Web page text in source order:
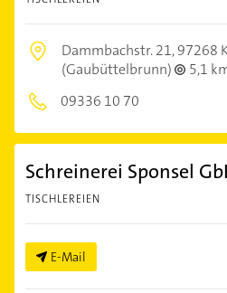
Dammbachstr. 21,97268
(Gaubüttelbrunn)
5,1
09336 10 70
Schreinerei Sponsel
TISCHLEREIEN
E-Mail